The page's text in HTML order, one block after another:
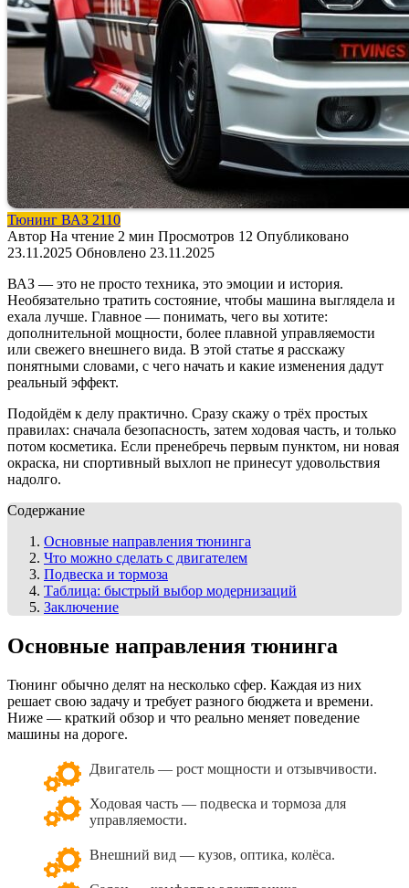
Тюнинг ВАЗ 2110
Автор На чтение 2 мин Просмотров 12 Опубликовано
23.11.2025 Обновлено 23.11.2025
ВАЗ — это не просто техника, это эмоции и история.
Необязательно тратить состояние, чтобы машина выглядела и
ехала лучше. Главное — понимать, чего вы хотите:
дополнительной мощности, более плавной управляемости
или свежего внешнего вида. В этой статье я расскажу
понятными словами, с чего начать и какие изменения дадут
реальный эффект.
Подойдём к делу практично. Сразу скажу о трёх простых
правилах: сначала безопасность, затем ходовая часть, и только
потом косметика. Если пренебречь первым пунктом, ни новая
окраска, ни спортивный выхлоп не принесут удовольствия
надолго.
Содержание
Основные направления тюнинга
Что можно сделать с двигателем
Подвеска и тормоза
Таблица: быстрый выбор модернизаций
Заключение
Основные направления тюнинга
Тюнинг обычно делят на несколько сфер. Каждая из них
решает свою задачу и требует разного бюджета и времени.
Ниже — краткий обзор и что реально меняет поведение
машины на дороге.
Двигатель — рост мощности и отзывчивости.
Ходовая часть — подвеска и тормоза для
управляемости.
Внешний вид — кузов, оптика, колёса.